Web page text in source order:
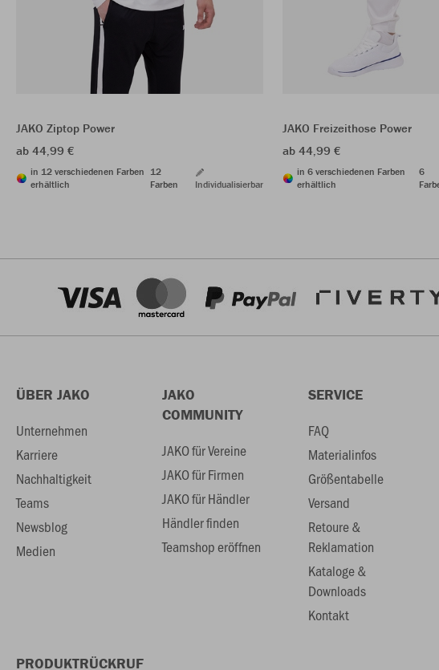
JAKO Ziptop Power
ab 44,99 €
in 12 verschiedenen Farben
erhältlich
12
Farben
Individualisierbar
JAKO Freizeithose Power
ab 44,99 €
in 6 verschiedenen Farben
erhältlich
6
ÜBER JAKO
Unternehmen
Karriere
Nachhaltigkeit
Teams
Newsblog
Medien
JAKO
COMMUNITY
JAKO für Vereine
JAKO für Firmen
JAKO für Händler
Händler finden
Teamshop eröffnen
SERVICE
FAQ
Materialinfos
Größentabelle
Versand
Retoure &
Reklamation
Kataloge &
Downloads
Kontakt
PRODUKTRÜCKRUF